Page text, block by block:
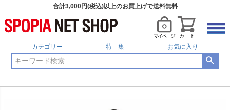
合計3,000円(税込)以上のお買上げで送料無料
カテゴリー 特 集 お気に入り